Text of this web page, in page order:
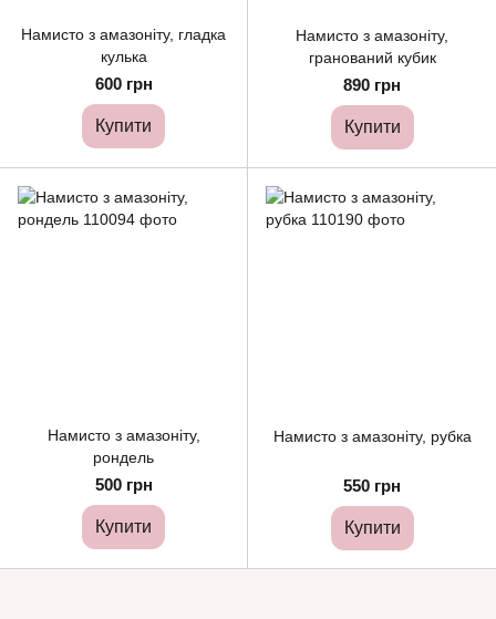
Намисто з амазоніту, гладка
кулька
600 грн
Купити
Намисто з амазоніту,
гранований кубик
890 грн
Купити
Намисто з амазоніту,
рондель
500 грн
Купити
Намисто з амазоніту, рубка
550 грн
Купити